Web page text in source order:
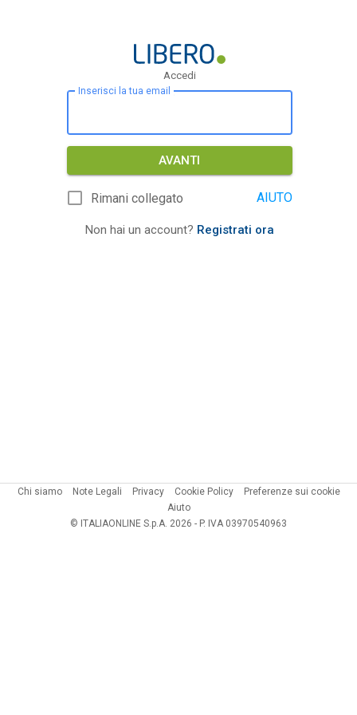
Accedi
Inserisci la tua email
AVANTI
Rimani collegato AIUTO
Non hai un account? Registrati ora
Chi siamo Note Legali Privacy Cookie Policy
Preferenze sui cookie
Aiuto
© ITALIAONLINE S.p.A. 2026 - P. IVA 03970540963